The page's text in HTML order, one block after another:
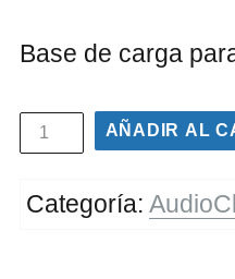
Base de carga
AÑADIR AL
Categoría: